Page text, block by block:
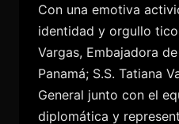
Con una emotiva
identidad y orgullo
Vargas, Embajadora
Panamá; S.S. Tatiana
General junto con el
diplomática y